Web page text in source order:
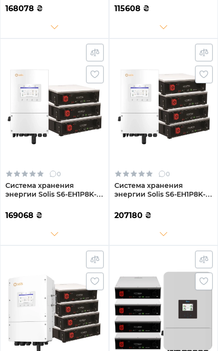
W 8kW 15.36kWh 3BAT
LiFePO4 6500 циклов
168078 ₴
10.24kWh 2BAT LiFePO4
6000 циклов
115608 ₴
0
Система хранения
энергии Solis S6-EH1P8K-L-
15.36kWh 3BAT LiFePO4
6000 циклов
169068 ₴
0
Система хранения
энергии Solis S6-EH1P8K-L-
20.48kWh 4BAT LiFePO4
6000 циклов
207180 ₴